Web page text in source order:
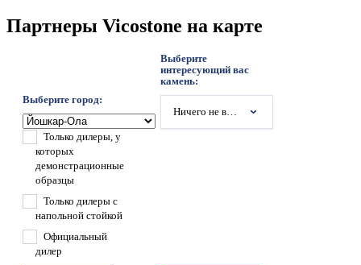
Партнеры Vicostone на карте
Выберите город:
Выберите
интересующий вас
камень:
Ничего не выбрано
Только дилеры, у
которых
демонстрационные
образцы
Только дилеры с
напольной стойкой
Официальный
дилер